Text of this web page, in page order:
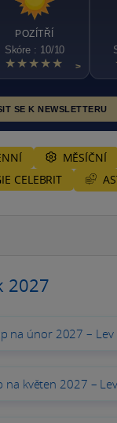
POZÍTŘÍ
Skóre : 10/10
★★★★★ >
SE K NEWSLETTERU
MĚSÍČNÍ
CELEBRIT
2027
na únor 2027 – Lev
na květen 2027 – Lev